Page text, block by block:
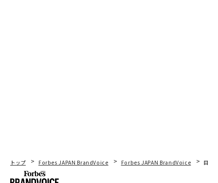
トップ Forbes JAPAN BrandVoice Forbes JAPAN BrandVoice 目先